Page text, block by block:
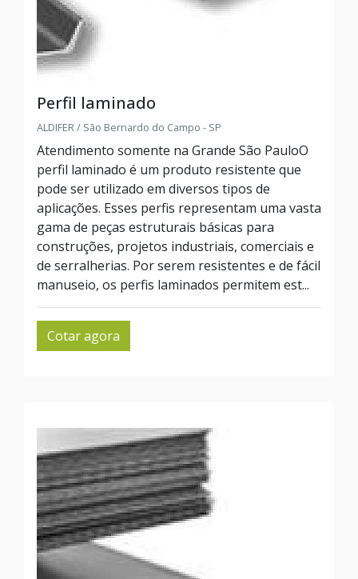
Perfil laminado
ALDIFER / São Bernardo do Campo - SP
Atendimento somente na Grande São PauloO
perfil laminado é um produto resistente que
pode ser utilizado em diversos tipos de
aplicações. Esses perfis representam uma vasta
gama de peças estruturais básicas para
construções, projetos industriais, comerciais e
de serralherias. Por serem resistentes e de fácil
manuseio, os perfis laminados permitem est...
Cotar agora